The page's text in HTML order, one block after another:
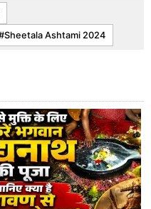
Sheetala Ashtami 2024